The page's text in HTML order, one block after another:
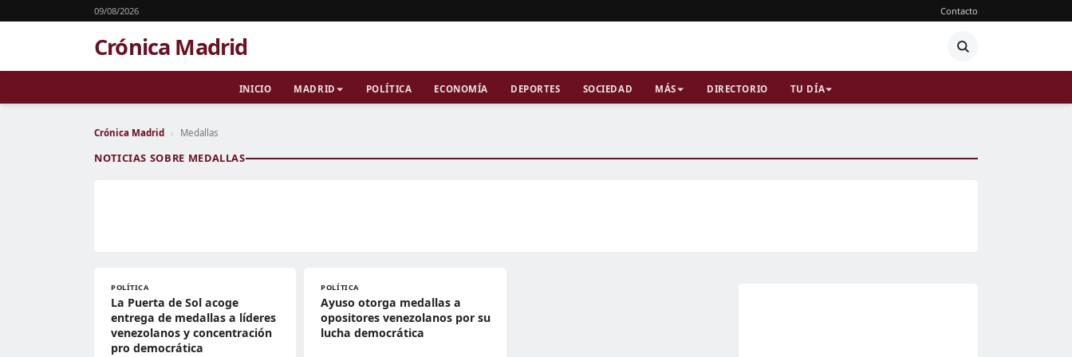
09/08/2026 Contacto
Crónica Madrid
INICIO MADRID POLÍTICA ECONOMÍA DEPORTES SOCIEDAD MÁS DIRECTORIO TU DÍA
Crónica Madrid › Medallas
NOTICIAS SOBRE MEDALLAS
POLÍTICA
La Puerta de Sol acoge
entrega de medallas a líderes
venezolanos y concentración
pro democrática
POLÍTICA
Ayuso otorga medallas a
opositores venezolanos por su
lucha democrática